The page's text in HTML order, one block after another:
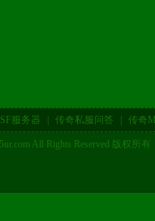
服务器 传奇私服问答 传奇
All Rights Reserved 版权